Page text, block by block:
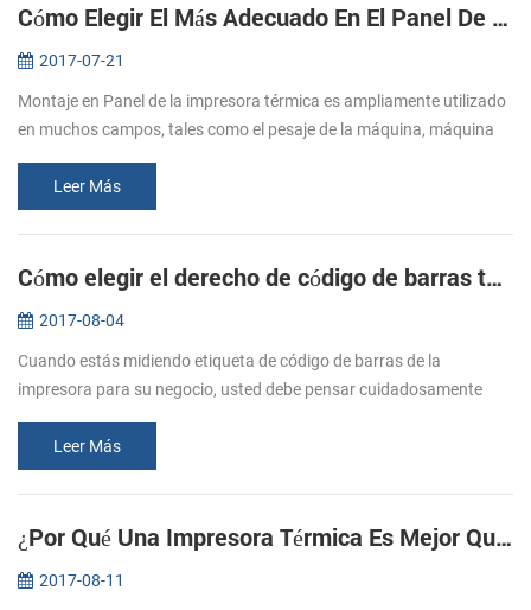
Cómo Elegir El Más Adecuado En El Panel De La Impresora
2017-07-21
Montaje en Panel de la impresora térmica es ampliamente utilizado
en muchos campos, tales como el pesaje de la máquina, máquina
impresió...
Leer Más
Cómo elegir el derecho de código de barras térmica impresora de etiquetas para su negocio
2017-08-04
Cuando estás midiendo etiqueta de código de barras de la
impresora para su negocio, usted debe pensar cuidadosamente
Es importante re...
Leer Más
¿Por Qué Una Impresora Térmica Es Mejor Que La Impresora De Matriz De Puntos
2017-08-11